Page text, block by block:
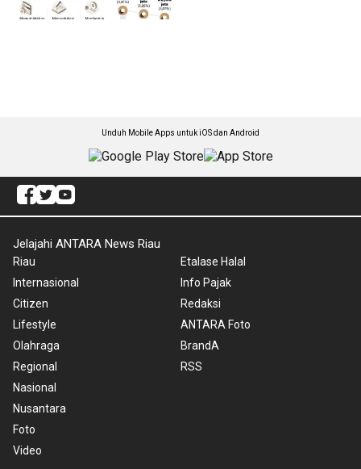
Unduh Mobile Apps untuk iOS dan Android
Jelajahi ANTARA News Riau
Riau
Internasional
Citizen
Lifestyle
Olahraga
Regional
Nasional
Nusantara
Foto
Video
Etalase Halal
Info Pajak
Redaksi
ANTARA Foto
BrandA
RSS